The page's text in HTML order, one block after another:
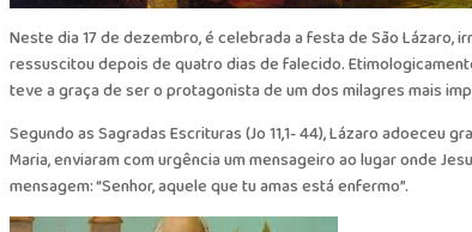
Neste dia 17 de dezembro, é celebrada a festa de São Lázaro,
ressuscitou depois de quatro dias de falecido.
teve a graça de ser o protagonista de um dos milagres mais
Segundo as Sagradas Escrituras (Jo 11,1- 44), Lázaro adoeceu
Maria, enviaram com urgência um mensageiro ao lugar onde
mensagem: “Senhor, aquele que tu amas está enfermo”.